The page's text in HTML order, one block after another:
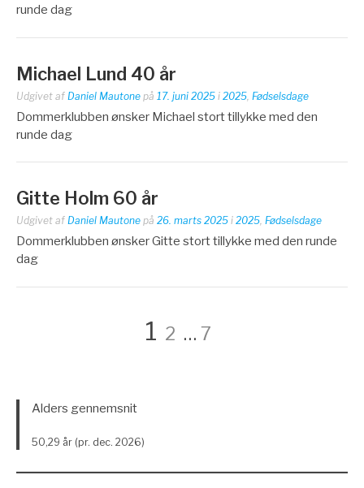
runde dag
Michael Lund 40 år
Udgivet af Daniel Mautone på 17. juni 2025 i 2025 Fødselsdage
Dommerklubben ønsker Michael stort tillykke med den
runde dag
Gitte Holm 60 år
Udgivet af Daniel Mautone på 26. marts 2025 i 2025, Fødselsdage
Dommerklubben ønsker Gitte stort tillykke med den runde
dag
Side
1 Side
2 … Side
7
Alders gennemsnit
50,29 år (pr. dec. 2026)